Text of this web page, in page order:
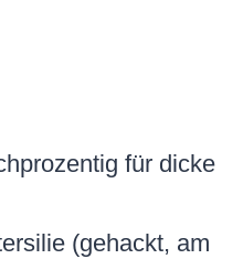
für dicke
(gehackt, am